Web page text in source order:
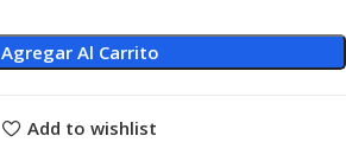
Agregar Al Carrito
Add to wishlist